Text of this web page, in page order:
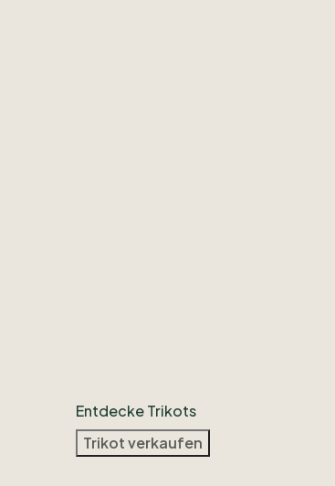
Entdecke Trikots
Trikot verkaufen